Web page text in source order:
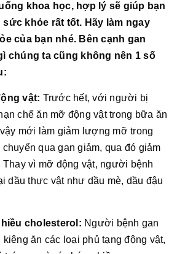
khoa học, hợp lý sẽ giúp bạn
khỏe rất tốt. Hãy làm ngay
của bạn nhé. Bên cạnh gan
chúng ta cũng không nên 1 số
vật: Trước hết, với người bị
chế ăn mỡ động vật trong bữa ăn
mới làm giảm lượng mỡ trong
qua gan giảm, qua đó giảm
Thay vì mỡ động vật, người bệnh
dầu thực vật như dầu mè, dầu đậu
cholesterol: Người bệnh gan
ăn các loại phủ tạng động vật,